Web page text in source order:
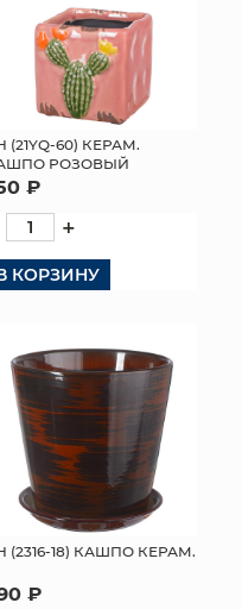
(21YQ-60) КЕРАМ.
РОЗОВЫЙ
₽
+
КОРЗИНУ
(2316-18) КАШПО КЕРАМ.
₽